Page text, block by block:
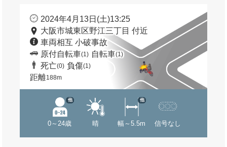
2024年4月13日(土)13:25
大阪市城東区野江三丁目 付近
車両相互 小破事故
原付自転車(1) 自転車(1)
死亡(0) 負傷(1)
距離188m
0～24歳
他
晴 幅～5.5m
他
信号なし